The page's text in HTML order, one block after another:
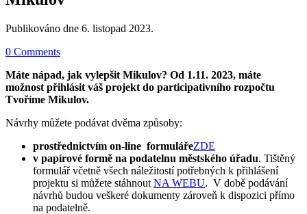
Publikováno dne 6. listopad 2023.
0 Comments
Máte nápad, jak vylepšit Mikulov? Od 1.11. 2023, máte
možnost přihlásit váš projekt do participativního rozpočtu
Tvoříme Mikulov.
Návrhy můžete podávat dvěma způsoby:
prostřednictvím on-line formulářeZDE
v papírové formě na podatelnu městského úřadu. Tištěný
formulář včetně všech náležitostí potřebných k přihlášení
projektu si můžete stáhnout NA WEBU. V době podávání
návrhů budou veškeré dokumenty zároveň k dispozici přímo
na podatelně.